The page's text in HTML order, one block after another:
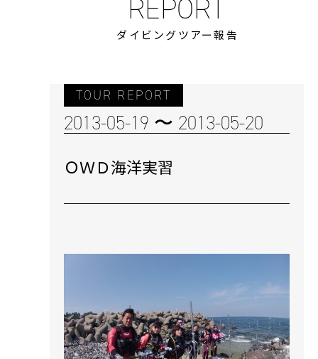
ダイビングツアー報告
TOUR REPORT
2013-05-19 〜 2013-05-20
ＯＷＤ海洋実習